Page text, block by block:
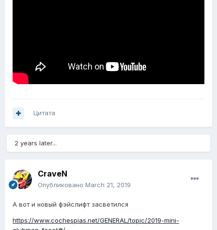
Цитата
2 years later...
CraveN
Опубликовано March 21, 2019
А вот и новый фэйслифт засветился
https://www.cochespias.net/GENERAL/topic/2019-mini-